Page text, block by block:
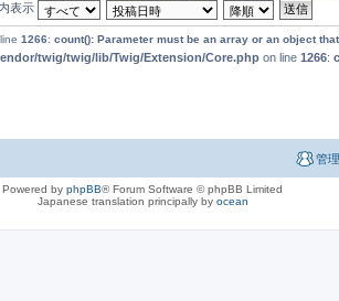
表示
1266: count(): Parameter must be an array or an object
twig/twig/lib/Twig/Extension/Core.php on line 1266:
管
Powered by phpBB® Forum Software © phpBB Limited
Japanese translation principally by ocean